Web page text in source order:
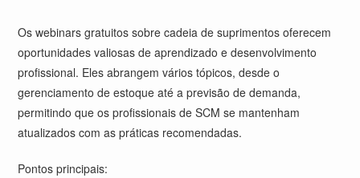
Os webinars gratuitos sobre cadeia de suprimentos oferecem
oportunidades valiosas de aprendizado e desenvolvimento
profissional. Eles abrangem vários tópicos, desde o
gerenciamento de estoque até a previsão de demanda,
permitindo que os profissionais de SCM se mantenham
atualizados com as práticas recomendadas.
Pontos principais: